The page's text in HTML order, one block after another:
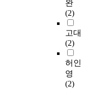
완
(2)
고대
(2)
허인
영
(2)